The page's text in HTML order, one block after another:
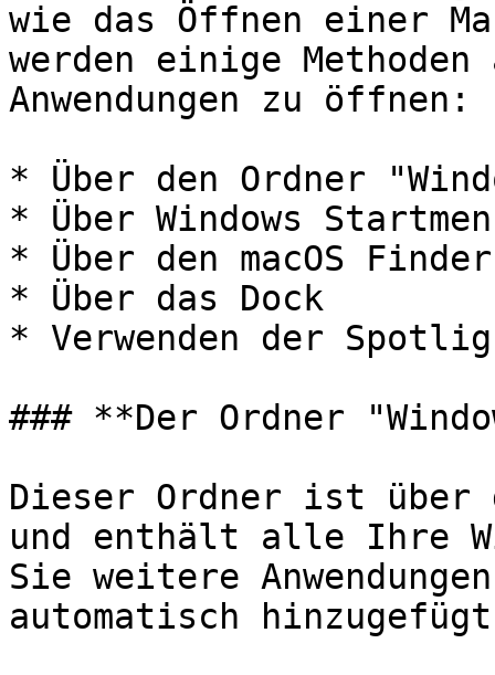
wie das Öffnen einer
werden einige
Anwendungen zu öffnen:
* Über den Ordner
* Über Windows
* Über den macOS Finder
* Über das Dock
* Verwenden der
### **Der Ordner
Dieser Ordner ist über
und enthält alle Ihre
Sie weitere
automatisch